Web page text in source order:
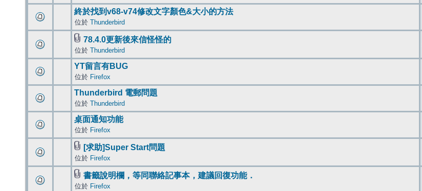
終於找到v68-v74修改文字顏色&大小的方法
位於 Thunderbird
78.4.0更新後來信怪怪的
位於 Thunderbird
YT留言有BUG
位於 Firefox
Thunderbird 電郵問題
位於 Thunderbird
桌面通知功能
位於 Firefox
[求助]Super Start問題
位於 Firefox
書籤說明欄，等同聯絡記事本，建議回復功能．
位於 Firefox